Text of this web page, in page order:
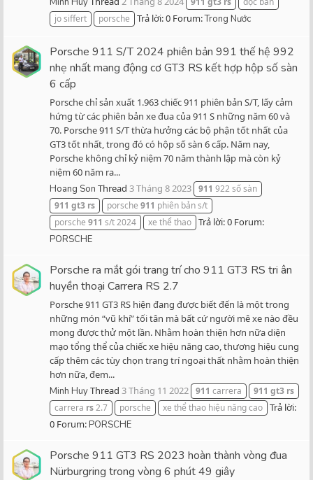
jo siffert
porsche Trả lời: 0 Forum:Trong Nước
Porsche 911 S/T 2024 phiên bản 991 thế hệ 992
nhẹ nhất mang động cơ GT3 RS kết hợp hộp số sàn
6 cấp
Porsche chỉ sản xuất 1.963 chiếc 911 phiên bản S/T, lấy cảm
hứng từ các phiên bản xe đua của 911 S những năm 60 và
70. Porsche 911 S/T thừa hưởng các bộ phận tốt nhất của
GT3 tốt nhất, trong đó có hộp số sàn 6 cấp. Năm nay,
Porsche không chỉ kỷ niệm 70 năm thành lập mà còn kỷ
niệm 60 năm ra...
Hoang Son Thread 3 Tháng 8 2023 911 922 số sàn
911 gt3 rs porsche 911 phiên bản s/t
porsche 911 s/t 2024 xe thể thao Trả lời: 0 Forum:
PORSCHE
Porsche ra mắt gói trang trí cho 911 GT3 RS tri ân
huyền thoại Carrera RS 2.7
Porsche 911 GT3 RS hiện đang được biết đến là một trong
những món “vũ khí” tối tân mà bất cứ người mê xe nào đều
mong được thử một lần. Nhằm hoàn thiện hơn nữa diện
mạo tổng thể của chiếc xe hiệu năng cao, thương hiệu cung
cấp thêm các tùy chọn trang trí ngoại thất nhằm hoàn thiện
hơn nữa, đem...
Minh HuyThread 3 Tháng 11 2022 911 carrera 911 gt3 rs
carrera rs2.7 porsche xe thể thao hiệu năng cao Trả lời:
0 Forum:PORSCHE
Porsche 911 GT3 RS 2023 hoàn thành vòng đua
Nürburgring trong vòng 6 phút 49 giây